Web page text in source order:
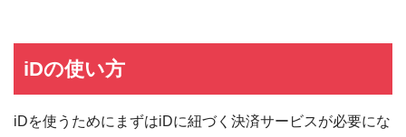
iDの使い方
iDを使うためにまずはiDに紐づく決済サービスが必要にな